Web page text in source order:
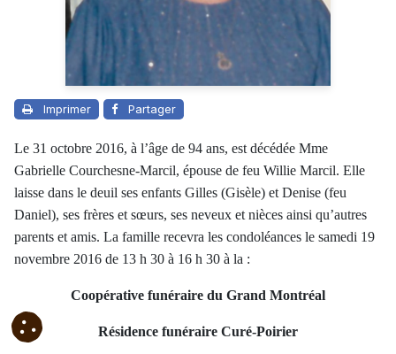
Imprimer Partager
Le 31 octobre 2016, à l’âge de 94 ans, est décédée Mme
Gabrielle Courchesne-Marcil, épouse de feu Willie Marcil. Elle
laisse dans le deuil ses enfants Gilles (Gisèle) et Denise (feu
Daniel), ses frères et sœurs, ses neveux et nièces ainsi qu’autres
parents et amis. La famille recevra les condoléances le samedi 19
novembre 2016 de 13 h 30 à 16 h 30 à la :
Coopérative funéraire du Grand Montréal
Résidence funéraire Curé-Poirier